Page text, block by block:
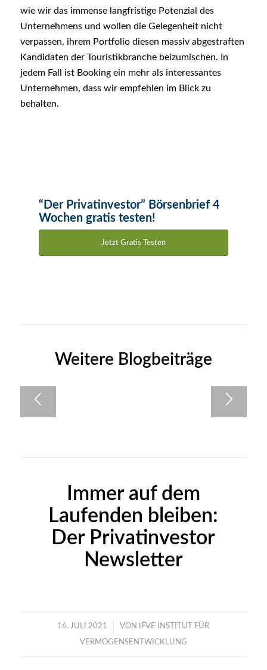
wie wir das immense langfristige Potenzial des
Unternehmens und wollen die Gelegenheit nicht
verpassen, ihrem Portfolio diesen massiv abgestraften
Kandidaten der Touristikbranche beizumischen. In
jedem Fall ist Booking ein mehr als interessantes
Unternehmen, dass wir empfehlen im Blick zu
behalten.
“Der Privatinvestor” Börsenbrief 4
Wochen gratis testen!
Jetzt Gratis Testen
Weitere Blogbeiträge
Immer auf dem
Laufenden bleiben:
Der Privatinvestor
Newsletter
16. JULI 2021
/ VON IFVE INSTITUT FÜR
VERMÖGENSENTWICKLUNG